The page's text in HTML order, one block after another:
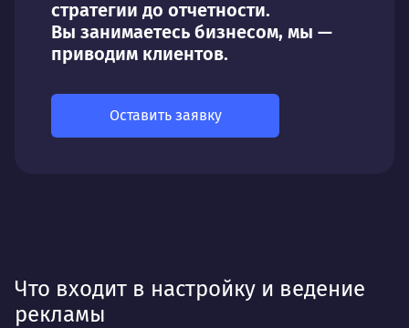
стратегии до отчетности.
Вы занимаетесь бизнесом, мы —
приводим клиентов.
Оставить заявку
Что входит в настройку и ведение
рекламы